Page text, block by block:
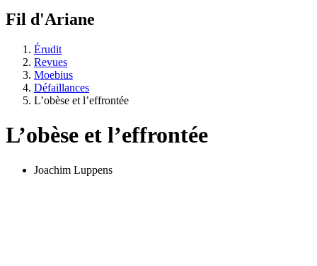
Fil d'Ariane
Érudit
Revues
Moebius
Défaillances
L’obèse et l’effrontée
L’obèse et l’effrontée
Joachim Luppens